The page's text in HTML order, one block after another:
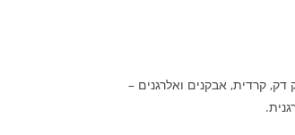
קרדית, אבקנים ואלרגנים –